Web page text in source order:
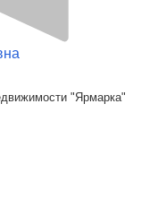
"Ярмарка"